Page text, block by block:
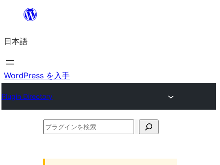
を
ス
キ
プ
日本語
WordPress を入手
Plugin Directory
プ